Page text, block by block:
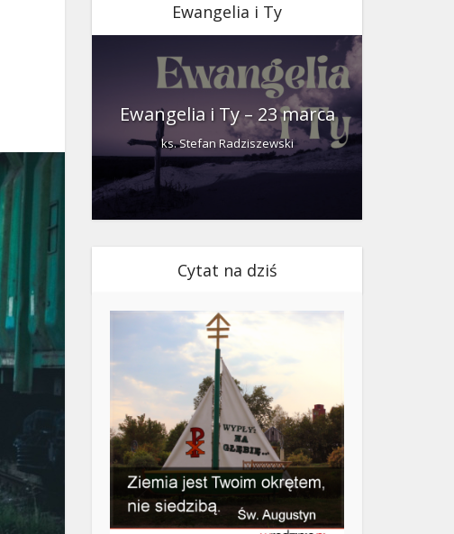
Ewangelia i Ty
Ewangelia i Ty – 23 marca
ks. Stefan Radziszewski
Cytat na dziś